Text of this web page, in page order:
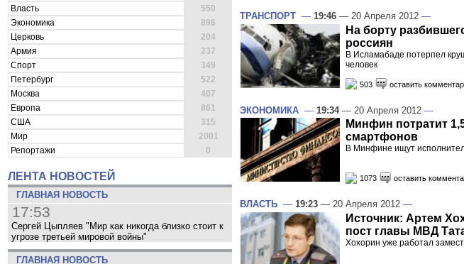
Власть
550
Экономика
896
Церковь
204
Армия
237
Спорт
349
Петербург
522
Москва
407
Европа
861
США
315
Мир
2001
Репортажи
0
ЛЕНТА НОВОСТЕЙ
ГЛАВНАЯ НОВОСТЬ
17:53
Сергей Цыпляев "Мир как никогда близко стоит к
угрозе третьей мировой войны"
ГЛАВНАЯ НОВОСТЬ
ТРАНСПОРТ — 19:46 — 20 Апреля 2012 —
На борту
россиян
В Исламабаде потерпел
человек
503 оставить
ЭКОНОМИКА — 19:34— 20 Апреля 2012 —
Минфин потратит
смартфонов
В Минфине ищут
1073 оставить
ВЛАСТЬ — 19:23 — 20 Апреля 2012 —
Источник: Артем
пост главы МВД
Хохорин уже работал